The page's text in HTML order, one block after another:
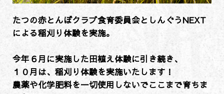
たつの赤とんぼクラブ食育委員会としんぐうNEXT
による稲刈り体験を実施。
今年６月に実施した田植え体験に引き続き、
１０月は、稲刈り体験を実施いたします！
農薬や化学肥料を一切使用しないでここまで育ちま